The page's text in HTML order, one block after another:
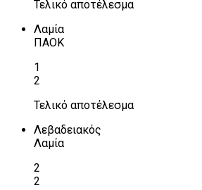
Τελικό αποτέλεσμα
Λαμία
ΠΑΟΚ
1
2
Τελικό αποτέλεσμα
Λεβαδειακός
Λαμία
2
2